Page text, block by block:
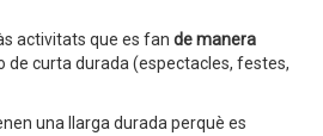
activitats que es fan de manera
de curta durada (espectacles, festes,
una llarga durada perquè es